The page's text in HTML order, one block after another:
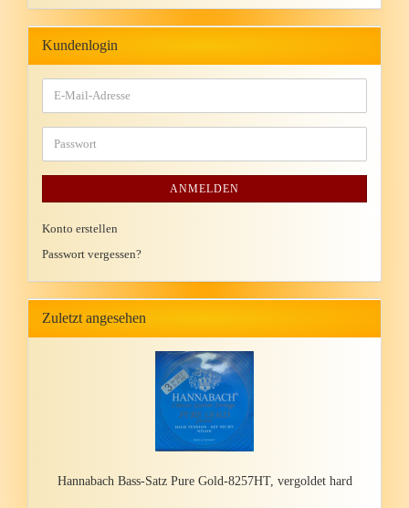
Kundenlogin
ANMELDEN
Konto erstellen
Passwort vergessen?
Zuletzt angesehen
Han­n­a­bach Bass-​Satz Pure Gold-​8257HT, ver­gol­det hard